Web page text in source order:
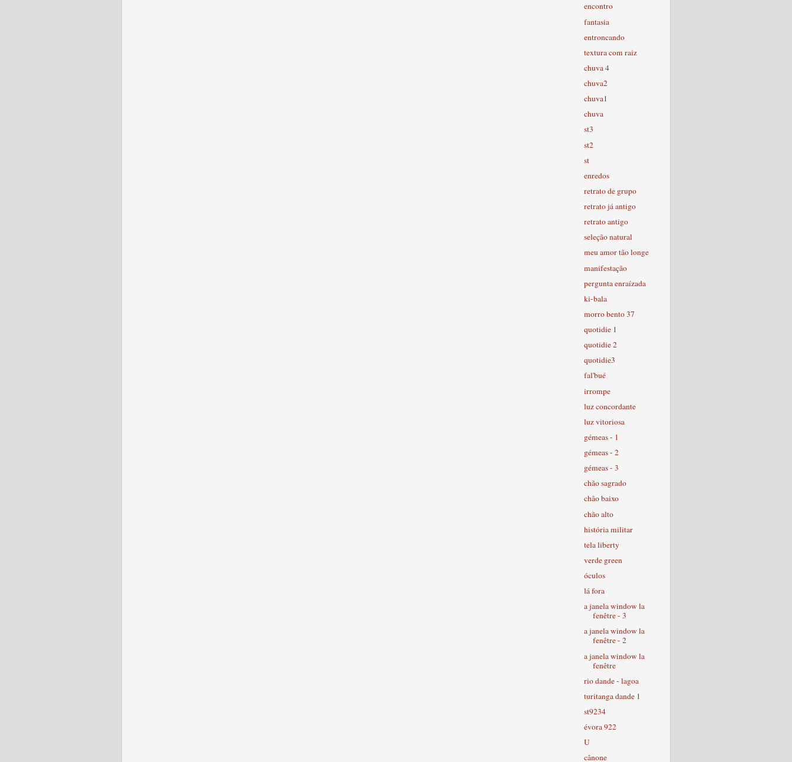
encontro
fantasia
entroncando
textura com raiz
chuva 4
chuva2
chuva1
chuva
st3
st2
st
enredos
retrato de grupo
retrato já antigo
retrato antigo
seleção natural
meu amor tão longe
manifestação
pergunta enraízada
ki-bala
morro bento 37
quotidie 1
quotidie 2
quotidie3
fal'bué
irrompe
luz concordante
luz vitoriosa
gémeas - 1
gémeas - 2
gémeas - 3
chão sagrado
chão baixo
chão alto
história militar
tela liberty
verde green
óculos
lá fora
a janela window la
fenêtre - 3
a janela window la
fenêtre - 2
a janela window la
fenêtre
rio dande - lagoa
turitanga dande 1
st9234
évora 922
U
cânone